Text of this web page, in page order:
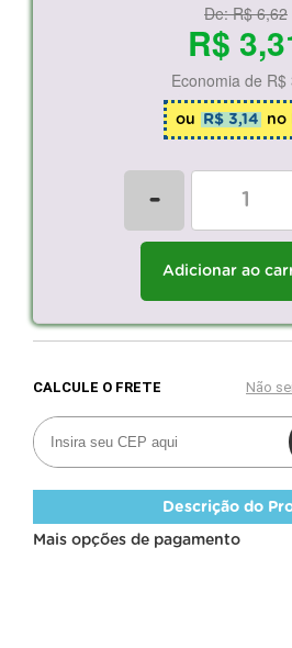
De:R$ 6,62
R$
Economia de R$
ou R$ 3,14 no
-
Adicionar ao
Descrição do
Mais opções de pagamento